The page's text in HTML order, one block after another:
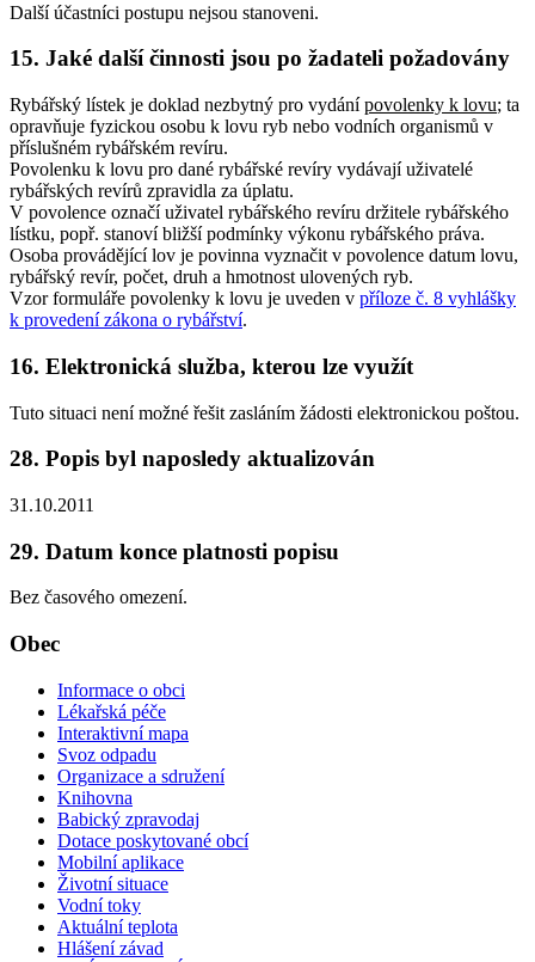
Další účastníci postupu nejsou stanoveni.
15. Jaké další činnosti jsou po žadateli požadovány
Rybářský lístek je doklad nezbytný pro vydánípovolenky k lovu; ta
opravňuje fyzickou osobu k lovu ryb nebo vodních organismů v
příslušném rybářském revíru.
Povolenku k lovu pro dané rybářské revíry vydávají uživatelé
rybářských revírů zpravidla za úplatu.
V povolence označí uživatel rybářského revíru držitele rybářského
lístku, popř. stanoví bližší podmínky výkonu rybářského práva.
Osoba provádějící lov je povinna vyznačit v povolence datum lovu,
rybářský revír, počet, druh a hmotnost ulovených ryb.
Vzor formuláře povolenky k lovu je uveden v příloze č. 8 vyhlášky
k provedení zákona o rybářství.
16. Elektronická služba, kterou lze využít
Tuto situaci není možné řešit zasláním žádosti elektronickou poštou.
28. Popis byl naposledy aktualizován
31.10.2011
29. Datum konce platnosti popisu
Bez časového omezení.
Obec
Informace o obci
Lékařská péče
Interaktivní mapa
Svoz odpadu
Organizace a sdružení
Knihovna
Babický zpravodaj
Dotace poskytované obcí
Mobilní aplikace
Životní situace
Vodní toky
Aktuální teplota
Hlášení závad